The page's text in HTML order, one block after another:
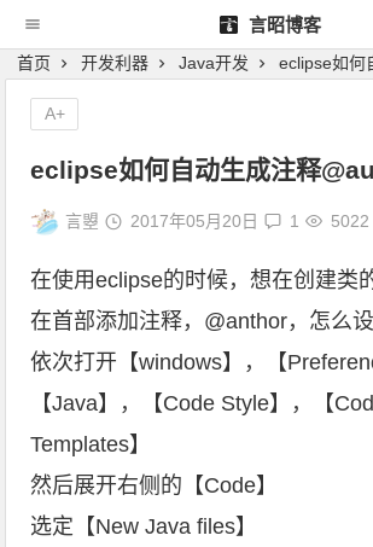
言昭博客
首页 开发利器 Java开发 eclipse如何自
eclipse如何自动生成注释
言曌 2017年05月20日 1
在使用eclipse的时候，想在创建类
在首部添加注释，@anthor，怎么
依次打开【windows】，【
【Java】，【Code Style】，【
Templates】
然后展开右侧的【Code】
选定【New Java files】
A+